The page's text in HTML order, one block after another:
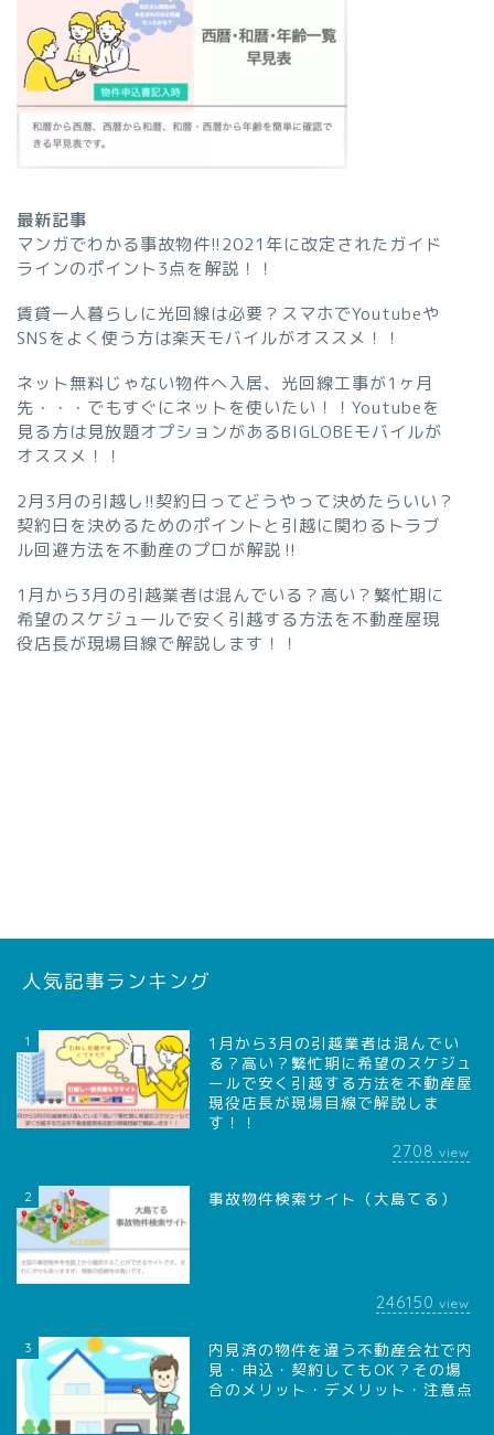
最新記事
マンガでわかる事故物件!!2021年に改定されたガイド
ラインのポイント3点を解説！！
賃貸一人暮らしに光回線は必要？スマホでYoutubeや
SNSをよく使う方は楽天モバイルがオススメ！！
ネット無料じゃない物件へ入居、光回線工事が1ヶ月
先・・・でもすぐにネットを使いたい！！Youtubeを
見る方は見放題オプションがあるBIGLOBEモバイルが
オススメ！！
2月3月の引越し!!契約日ってどうやって決めたらいい？
契約日を決めるためのポイントと引越に関わるトラブ
ル回避方法を不動産のプロが解説‼︎
1月から3月の引越業者は混んでいる？高い？繁忙期に
希望のスケジュールで安く引越する方法を不動産屋現
役店長が現場目線で解説します！！
人気記事ランキング
1
1月から3月の引越業者は混んでい
る？高い？繁忙期に希望のスケジュ
ールで安く引越する方法を不動産屋
現役店長が現場目線で解説しま
す！！
2708 view
2 事故物件検索サイト（大島てる）
246150 view
3
内見済の物件を違う不動産会社で内
見・申込・契約してもOK？その場
合のメリット・デメリット・注意点